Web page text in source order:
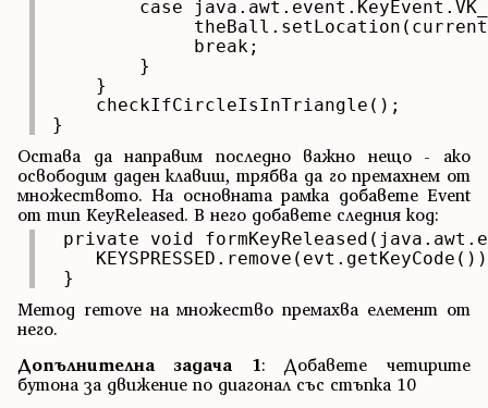
case
             break;
        }
    }
    checkIfCircleIsInTriangle();
}
Остава да направим последно важно нещо - ако
освободим даден клавиш, трябва да го премахнем от
множеството. На основната рамка добавете Event
от тип KeyReleased. В него добавете следния код:
private void
}
Метод remove на множество премахва елемент от
него.
Допълнителна задача 1: Добавете четирите
бутона за движение по диагонал със стъпка 10